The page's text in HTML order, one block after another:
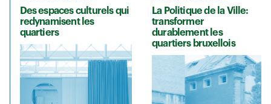
Des espaces culturels qui
redynamisent les
quartiers
La Politique de la Ville:
transformer
durablement les
quartiers bruxellois